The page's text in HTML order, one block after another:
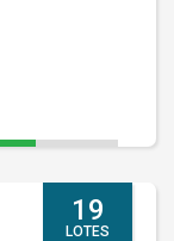
19
LOTES